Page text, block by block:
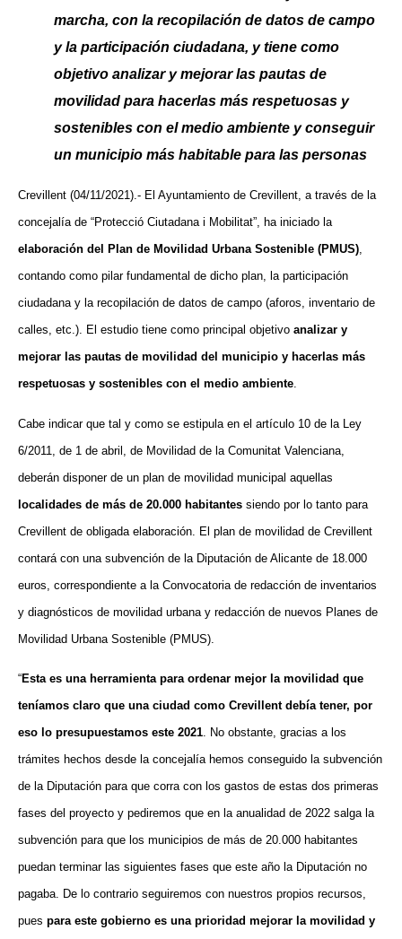
marcha, con la recopilación de datos de campo
y la participación ciudadana, ytiene como
objetivo analizar y mejorar las pautas de
movilidad para hacerlas más respetuosas y
sostenibles con el medio ambiente y conseguir
un municipio más habitable para las personas
Crevillent (04/11/2021).- El Ayuntamiento de Crevillent, a través de la
concejalía de “Protecció Ciutadana i Mobilitat”, ha iniciado la
elaboración del Plan de Movilidad Urbana Sostenible (PMUS),
contando como pilar fundamental de dicho plan, la participación
ciudadana y la recopilación de datos de campo (aforos, inventario de
calles, etc.). El estudio tiene como principal objetivo analizar y
mejorar las pautas de movilidad del municipio y hacerlas más
respetuosas y sostenibles con el medio ambiente.
Cabe indicar que tal y como se estipula en el artículo 10 de la Ley
6/2011, de 1 de abril, de Movilidad de la Comunitat Valenciana,
deberán disponer de un plan de movilidad municipal aquellas
localidades de más de 20.000 habitantes siendo por lo tanto para
Crevillent de obligada elaboración. El plan de movilidad de Crevillent
contará con una subvención de la Diputación de Alicante de 18.000
euros, correspondiente a la Convocatoria de redacción de inventarios
y diagnósticos de movilidad urbana y redacción de nuevos Planes de
Movilidad Urbana Sostenible (PMUS).
“Esta es una herramienta para ordenar mejor la movilidad que
teníamos claro que una ciudad como Crevillent debía tener, por
eso lo presupuestamos este 2021 . No obstante, gracias a los
trámites hechos desde la concejalía hemos conseguido la subvención
de la Diputación para que corra con los gastos de estas dos primeras
fases del proyecto y pediremos que en la anualidad de 2022 salga la
subvención para que los municipios de más de 20.000 habitantes
puedan terminar las siguientes fases que este año la Diputación no
pagaba. De lo contrario seguiremos con nuestros propios recursos,
pues para este gobierno es una prioridad mejorar la movilidad y